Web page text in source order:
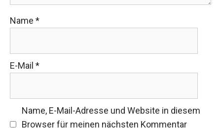
Name *
E-Mail *
Name, E-Mail-Adresse und Website in diesem
Browser für meinen nächsten Kommentar